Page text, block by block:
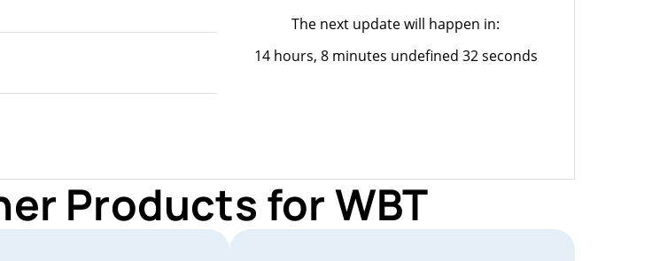
The next update will happen in:
14 hours, 8 minutes undefined 32 seconds
Products for WBT